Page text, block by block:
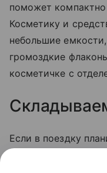
поможет
Косметику и
небольшие
громоздкие
косметичке с
Если в поездку